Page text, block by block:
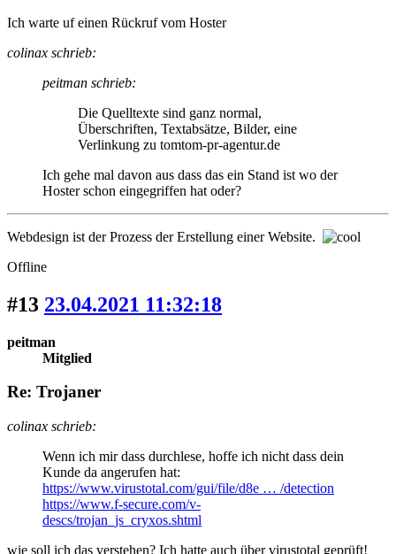
Ich warte uf einen Rückruf vom Hoster
colinax schrieb:
peitman schrieb:
Die Quelltexte sind ganz normal,
Überschriften, Textabsätze, Bilder, eine
Verlinkung zu tomtom-pr-agentur.de
Ich gehe mal davon aus dass das ein Stand ist wo der
Hoster schon eingegriffen hat oder?
Webdesign ist der Prozess der Erstellung einer Website.
Offline
#13 23.04.2021 11:32:18
peitman
Mitglied
Re: Trojaner
colinax schrieb:
Wenn ich mir dass durchlese, hoffe ich nicht dass dein
Kunde da angerufen hat:
https://www.virustotal.com/gui/file/d8e … /detection
https://www.f-secure.com/v-
descs/trojan_js_cryxos.shtml
wie soll ich das verstehen? Ich hatte auch über virustotal geprüft!